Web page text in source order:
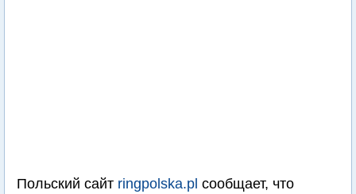
Польский сайт ringpolska.pl сообщает, что